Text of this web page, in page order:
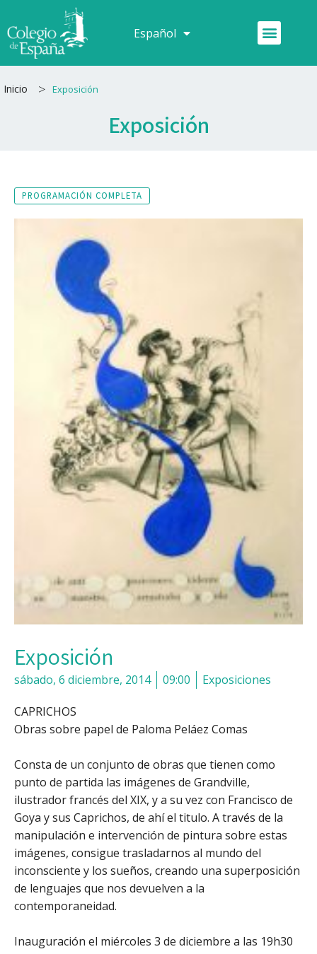
al
contenido
Español
Français Menú
Inicio > Exposición
Exposición
PROGRAMACIÓN COMPLETA
Exposición
sábado, 6 diciembre, 2014 09:00 Exposiciones
CAPRICHOS
Obras sobre papel de Paloma Peláez Comas
Consta de un conjunto de obras que tienen como
punto de partida las imágenes de Grandville,
ilustrador francés del XIX, y a su vez con Francisco de
Goya y sus Caprichos, de ahí el titulo. A través de la
manipulación e intervención de pintura sobre estas
imágenes, consigue trasladarnos al mundo del
inconsciente y los sueños, creando una superposición
de lenguajes que nos devuelven a la
contemporaneidad.
Inauguración el miércoles 3 de diciembre a las 19h30